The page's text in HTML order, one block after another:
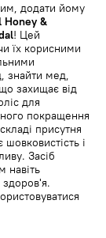
додати йому
Honey &
! Цей
їх корисними
знайти мед,
захищає від
для
покращення
присутня
і
Засіб
навіть
здоров'я.